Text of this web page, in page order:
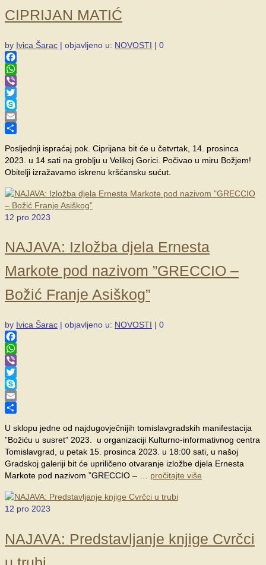
CIPRIJAN MATIĆ
by Ivica Šarac | objavljeno u: NOVOSTI | 0
Facebook
WhatsApp
Viber
Twitter
Skype
Email
Posljednji ispraćaj pok. Ciprijana bit će u četvrtak, 14. prosinca
2023. u 14 sati na groblju u Velikoj Gorici. Počivao u miru Božjem!
Obitelji izražavamo iskrenu kršćansku sućut.
12 pro 2023
NAJAVA: Izložba djela Ernesta
Markote pod nazivom ”GRECCIO –
Božić Franje Asiškog”
by Ivica Šarac | objavljeno u: NOVOSTI | 0
Facebook
WhatsApp
Viber
Twitter
Skype
Email
U sklopu jedne od najdugovječnijih tomislavgradskih manifestacija
”Božiću u susret” 2023. u organizaciji Kulturno-informativnog centra
Tomislavgrad, u petak 15. prosinca 2023. u 18:00 sati, u našoj
Gradskoj galeriji bit će upriličeno otvaranje izložbe djela Ernesta
Markote pod nazivom ”GRECCIO – … pročitajte više
12 pro 2023
NAJAVA: Predstavljanje knjige Cvrčci